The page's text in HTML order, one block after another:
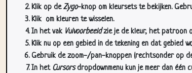
Klik op deZygo-knop om kleursets te bekijken.
Klik om kleuren te wisselen.
In het vak Vulvoorbeeldzie je de kleur, het patroon
Klik nu op een gebied in de tekening en dat
Gebruik de zoom-/pan-knoppen (rechtsonder op
In het Cursorsdropdownmenu kun je meer dan één